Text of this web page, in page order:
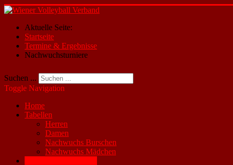
Aktuelle Seite:
Startseite
Termine & Ergebnisse
Nachwuchsturniere
Suchen ...
Toggle Navigation
Home
Tabellen
Herren
Damen
Nachwuchs Burschen
Nachwuchs Mädchen